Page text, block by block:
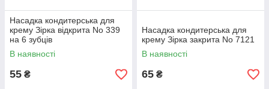
Насадка кондитерська для
крему Зірка відкрита No 339
на 6 зубців
В наявності
55 ₴
Насадка кондитерська для
крему Зірка закрита No 7121
В наявності
65 ₴